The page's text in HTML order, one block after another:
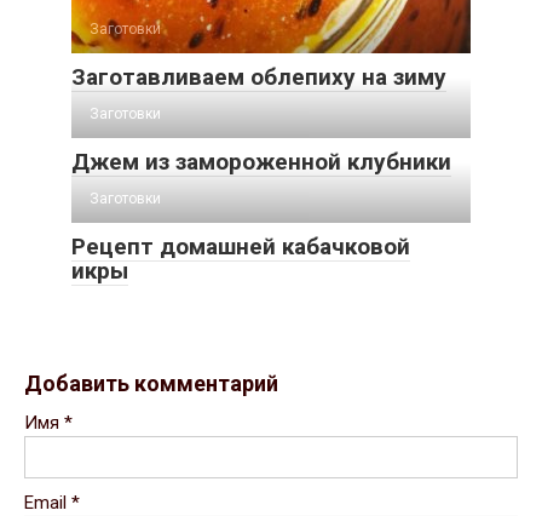
Заготовки
Заготавливаем облепиху на зиму
Заготовки
Джем из замороженной клубники
Заготовки
Рецепт домашней кабачковой
икры
Добавить комментарий
Имя *
Email *